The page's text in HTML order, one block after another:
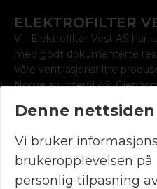
ELEKTROFILTER
Vi i Elektrofilter Vest AS har
med godt dokumenterte
Våre ventilasjonsfiltre
Norge av Interfil AS.
leverer vi radonsporer for
KONTAKT OSS
(+47) 90 29 19 99
post@luftrens.no
Denne
Vi bruker
brukeropplevelsen
personlig tilpasning